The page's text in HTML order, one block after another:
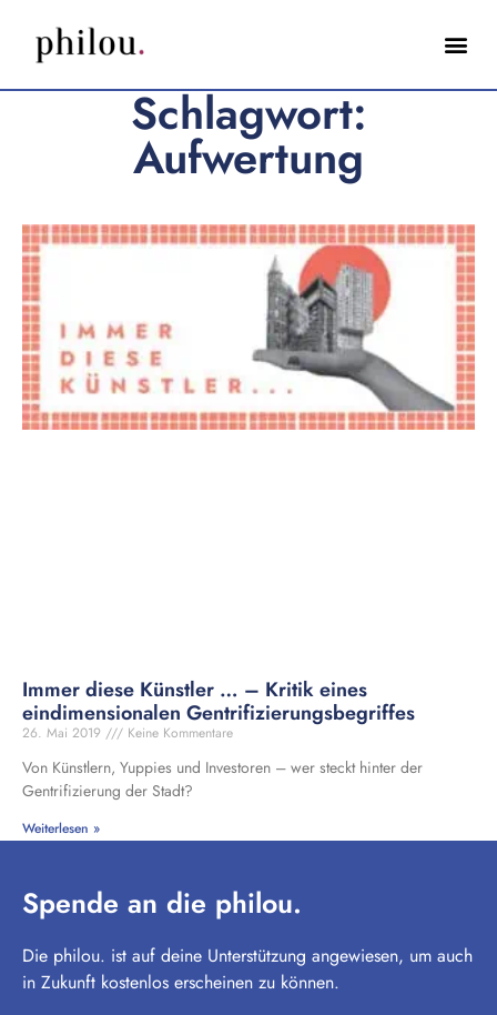
Schlagwort:
Aufwertung
Immer diese Künstler … – Kritik eines
eindimensionalen Gentrifizierungsbegriffes
26. Mai 2019 Keine Kommentare
Von Künstlern, Yuppies und Investoren – wer steckt hinter der
Gentrifizierung der Stadt?
Weiterlesen »
Spende an die philou.
Die philou. ist auf deine Unterstützung angewiesen, um auch
in Zukunft kostenlos erscheinen zu können.